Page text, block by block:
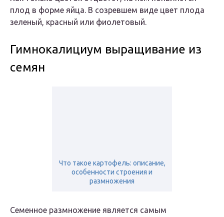
плод в форме яйца. В созревшем виде цвет плода
зеленый, красный или фиолетовый.
Гимнокалициум выращивание из
семян
Что такое картофель: описание,
особенности строения и
размножения
Семенное размножение является самым